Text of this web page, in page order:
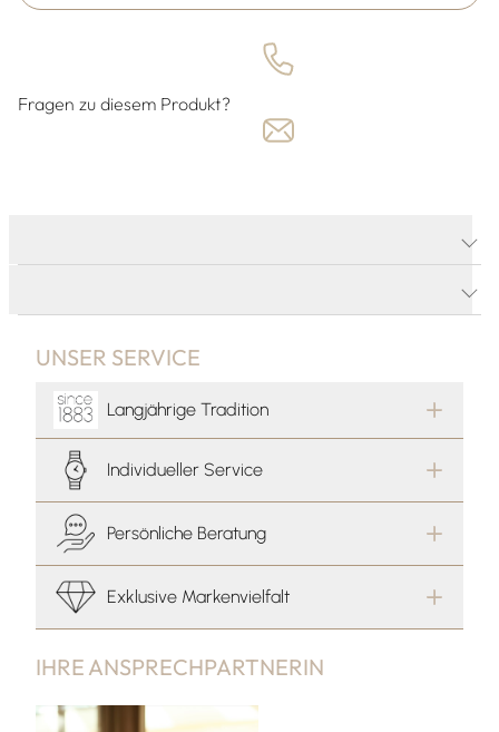
Fragen zu diesem Produkt?
IHRE ANSPRECHPARTNERIN
UNSER SERVICE
Langjährige Tradition
Individueller Service
Persönliche Beratung
Exklusive Markenvielfalt